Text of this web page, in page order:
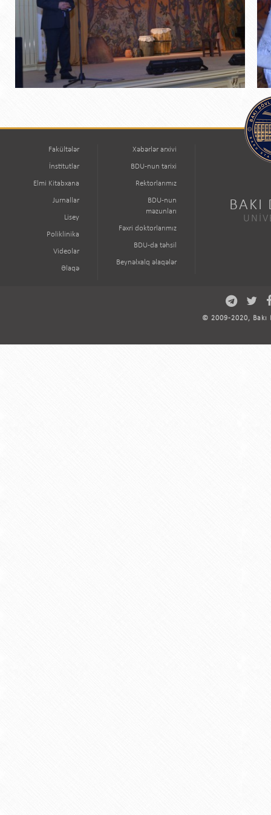
Fakültələr
İnstitutlar
Elmi Kitabxana
Jurnallar
Lisey
Poliklinika
Videolar
Əlaqə
Xəbərlər arxivi
BDU-nun tarixi
Rektorlarımız
BDU-nun
məzunları
Fəxri doktorlarımız
BDU-da təhsil
Beynəlxalq əlaqələr
BAKI
© 2009-2020,